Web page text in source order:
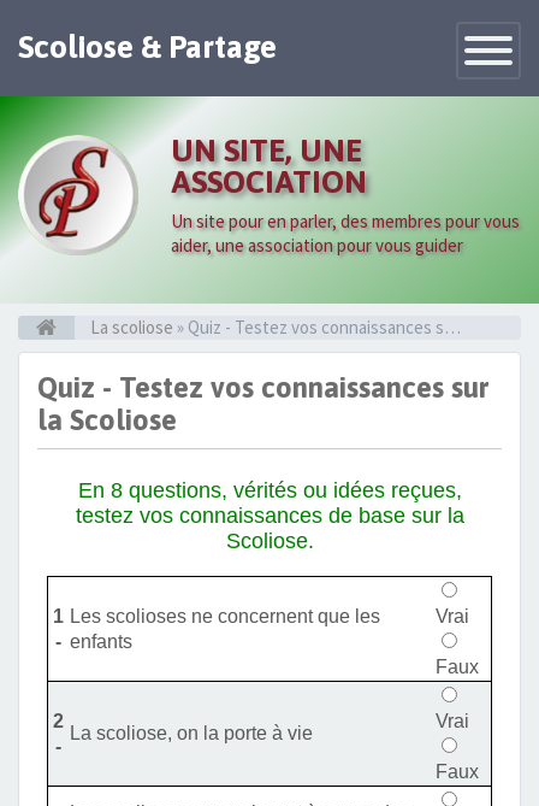
Toggle
Scoliose & Partage
UN SITE, UNE
ASSOCIATION
Un site pour en parler, des membres pour vous
aider, une association pour vous guider
La scoliose » Quiz - Testez vos connaissances sur la Scoliose
Quiz - Testez vos connaissances sur
la Scoliose